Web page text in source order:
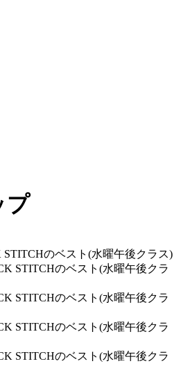
プ
のベスト(水曜午後クラス)